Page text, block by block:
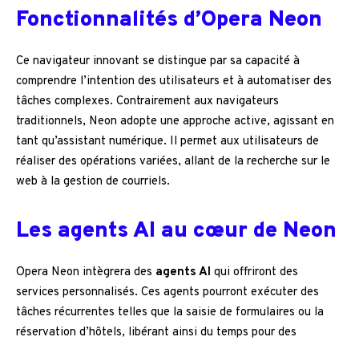
Fonctionnalités d’Opera Neon
Ce navigateur innovant se distingue par sa capacité à
comprendre l’intention des utilisateurs et à automatiser des
tâches complexes. Contrairement aux navigateurs
traditionnels, Neon adopte une approche active, agissant en
tant qu’assistant numérique. Il permet aux utilisateurs de
réaliser des opérations variées, allant de la recherche sur le
web à la gestion de courriels.
Les agents AI au cœur de Neon
Opera Neon intègrera des agents AI qui offriront des
services personnalisés. Ces agents pourront exécuter des
tâches récurrentes telles que la saisie de formulaires ou la
réservation d’hôtels, libérant ainsi du temps pour des